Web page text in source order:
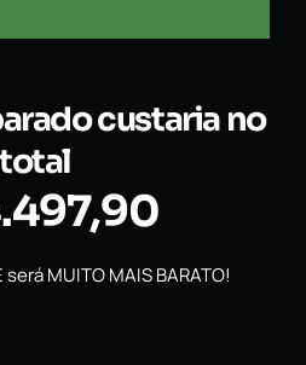
custaria no
total
MUITO MAIS BARATO!